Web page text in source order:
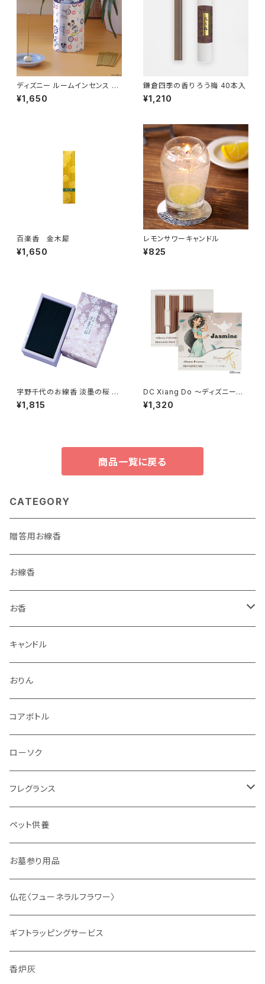
ディズニー ルームインセンス ミ
ッキーマウス
¥1,650
鎌倉四季の香り ろう梅 40本入
¥1,210
百楽香 金木犀
¥1,650
レモンサワーキャンドル
¥825
宇野千代のお線香 淡墨の桜 バ
ラ詰
¥1,815
DC Xiang Do ～ディズニープ
リンセス～フランクインセンスの
香り
¥1,320
商品一覧に戻る
CATEGORY
贈答用お線香
お線香
お香
香立・香皿
キャンドル
おりん
コアボトル
ローソク
フレグランス
ディフューザー
サシェ
ペット供養
お墓参り用品
仏花〈フューネラルフラワー〉
ギフトラッピングサービス
香炉灰